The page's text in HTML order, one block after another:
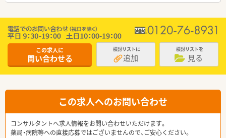
この求人に
問い合わせる
検討リストに
追加
検討リストを
見る
この求人へのお問い合わせ
コンサルタントへ求人情報をお問い合わせいただけます。
薬局・病院等への直接応募ではございませんので、ご安心ください。